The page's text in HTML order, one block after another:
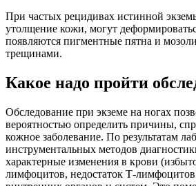
При частых рецидивах истинной
утолщение кожи, могут
появляются пигментные пятна и
трещинами.
Какое надо пройти
Обследование при экземе на ногах
вероятностью определить причины,
кожное заболевание. По результатам
инструментальных методов
характерные изменения в крови
лимфоцитов, недостаток Т-